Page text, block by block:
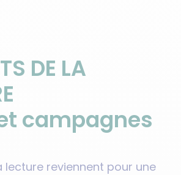
DE LA
campagnes
lecture reviennent pour une